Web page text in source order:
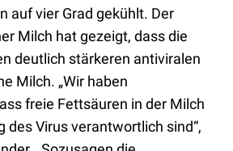
auf vier Grad gekühlt. Der
Milch hat gezeigt, dass die
deutlich stärkeren antiviralen
Milch. „Wir haben
freie Fettsäuren in der Milch
des Virus verantwortlich sind“,